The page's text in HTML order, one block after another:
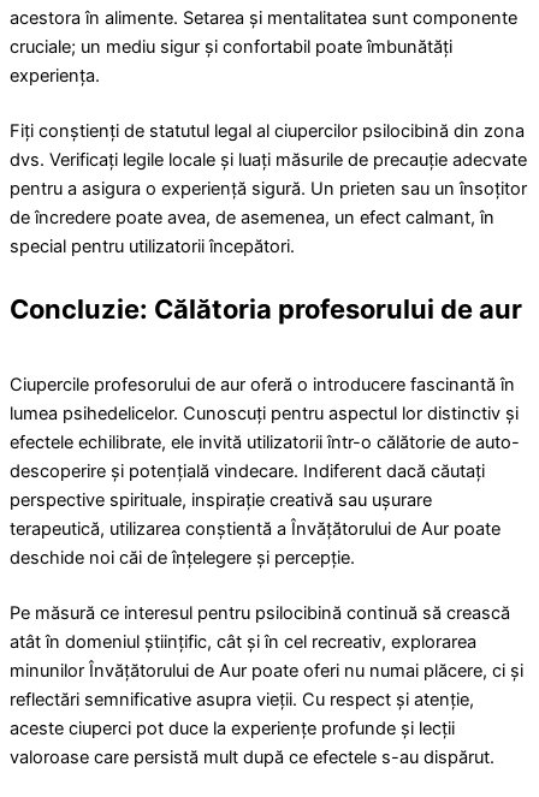
acestora în alimente. Setarea și mentalitatea sunt componente
cruciale; un mediu sigur și confortabil poate îmbunătăți
experiența.
Fiți conștienți de statutul legal al ciupercilor psilocibină din zona
dvs. Verificați legile locale și luați măsurile de precauție adecvate
pentru a asigura o experiență sigură. Un prieten sau un însoțitor
de încredere poate avea, de asemenea, un efect calmant, în
special pentru utilizatorii începători.
Concluzie: Călătoria profesorului de aur
Ciupercile profesorului de aur oferă o introducere fascinantă în
lumea psihedelicelor. Cunoscuți pentru aspectul lor distinctiv și
efectele echilibrate, ele invită utilizatorii într-o călătorie de auto-
descoperire și potențială vindecare. Indiferent dacă căutați
perspective spirituale, inspirație creativă sau ușurare
terapeutică, utilizarea conștientă a Învățătorului de Aur poate
deschide noi căi de înțelegere și percepție.
Pe măsură ce interesul pentru psilocibină continuă să crească
atât în ​​domeniul științific, cât și în cel recreativ, explorarea
minunilor Învățătorului de Aur poate oferi nu numai plăcere, ci și
reflectări semnificative asupra vieții. Cu respect și atenție,
aceste ciuperci pot duce la experiențe profunde și lecții
valoroase care persistă mult după ce efectele s-au dispărut.